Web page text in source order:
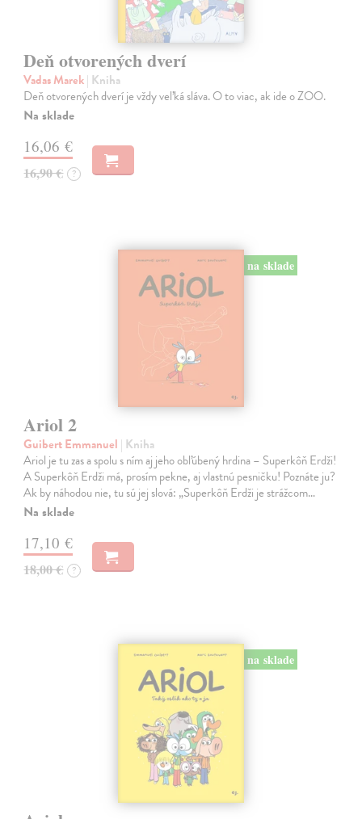
Deň otvorených dverí
Vadas Marek| Kniha
Deň otvorených dverí je vždy veľká sláva. O to viac, ak ide o ZOO.
Na sklade
16,06 €
16,90 € ?
na sklade
Ariol 2
Guibert Emmanuel | Kniha
Ariol je tu zas a spolu s ním aj jeho obľúbený hrdina – Superkôň Erdži!
A Superkôň Erdži má, prosím pekne, aj vlastnú pesničku! Poznáte ju?
Ak by náhodou nie, tu sú jej slová: „Superkôň Erdži je strážcom…
Na sklade
17,10 €
18,00 € ?
na sklade